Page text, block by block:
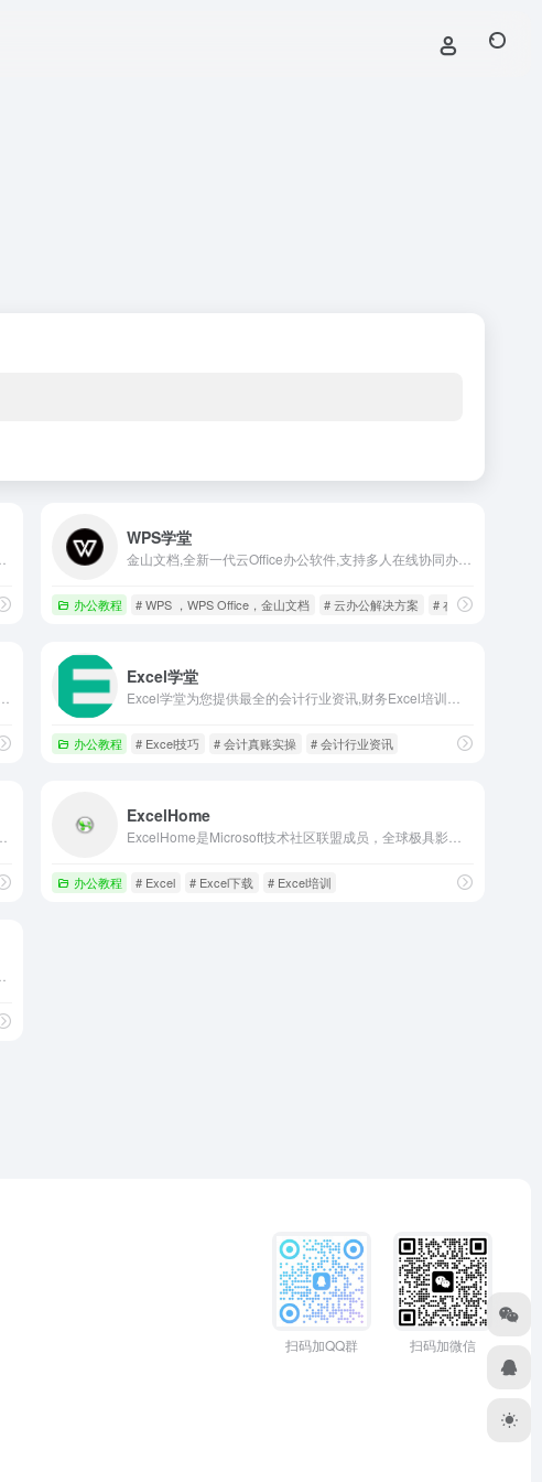
WPS学堂
办公教程 # WPS ，WPS Office，金山文档 # 云办公解决方案 # 在线办公，多人
Excel学堂
办公教程 # Excel技巧 # 会计真账实操 # 会计行业资讯
ExcelHome
办公教程 # Excel # Excel下载 # Excel培训
扫码加QQ群 扫码加微信